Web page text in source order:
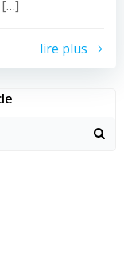
[…]
lire plus